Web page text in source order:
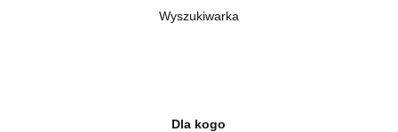
Wyszukiwarka
Dla kogo